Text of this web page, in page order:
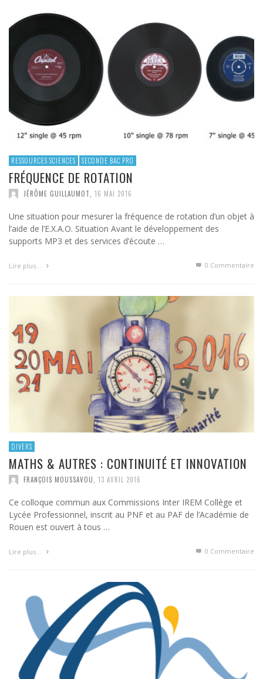
RESSOURCES SCIENCES SECONDE BAC PRO
FRÉQUENCE DE ROTATION
JÉRÔME GUILLAUMOT 16 MAI 2016
Une situation pour mesurer la fréquence de rotation d’un objet à
l’aide de l’E.X.A.O. Situation Avant le développement des
supports MP3 et des services d’écoute …
Lire plus… 0 Commentaire
DIVERS
MATHS & AUTRES : CONTINUITÉ ET INNOVATION
FRANÇOIS MOUSSAVOU 13 AVRIL 2016
Ce colloque commun aux Commissions Inter IREM Collège et
Lycée Professionnel, inscrit au PNF et au PAF de l’Académie de
Rouen est ouvert à tous …
Lire plus… 0 Commentaire